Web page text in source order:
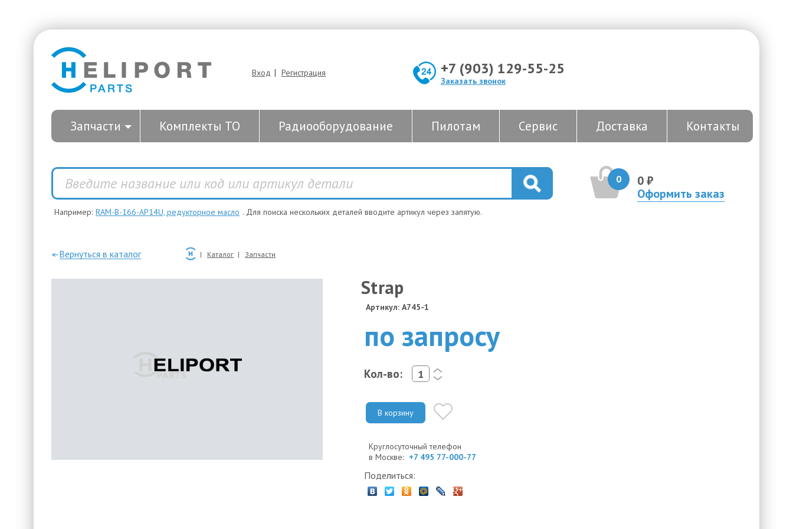
Вход | Регистрация +7 (903) 129-55-25
Заказать звонок
Запчасти Комплекты ТО Радиооборудование Пилотам Сервис Доставка Контакты
0
0 ₽
Оформить заказ
Например: RAM-B-166-AP14U, редукторное масло . Для поиска нескольких деталей вводите артикул через запятую.
—Вернуться в каталог Каталог Запчасти
Strap
Артикул: A745-1
по запросу
Кол-во:
<
>
В корзину
Круглосуточный телефон
в Москве: +7 495 77-000-77
Поделиться: